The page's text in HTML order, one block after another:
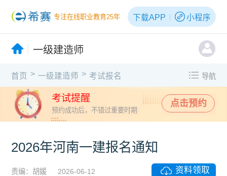
专注在线职业教育25年 下载APP 小程序
一级建造师
首页 > 一级建造师 > 考试报名 导航
考试提醒
预约成功后，不错过重要时期
点击预约
2026年河南一建报名通知
责编：胡媛 2026-06-12 资料领取